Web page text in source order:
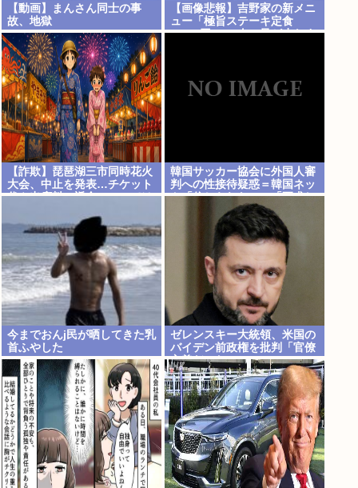
【動画】まんさん同士の事
故、地獄
【画像悲報】吉野家の新メニ
ュー「極旨ステーキ定食
(1498円)」、肉の量が少なす
【詐欺】琵琶湖三市同時花火
大会、中止を発表…チケット
代や出店料の返金については
韓国サッカー協会に外国人審
判への性接待疑惑＝韓国ネッ
ト「信じられない」「要求し
た審判もおかしい」
今までおんj民が晒してきた乳
首ふやした
ゼレンスキー大統領、米国の
バイデン前政権を批判「官僚
主義だった」